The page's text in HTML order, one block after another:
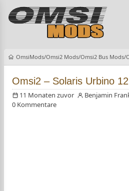
OmsiMods Omsi2 Mods Omsi2 Bus Mods
Omsi2 – Solaris Urbino
11 Monaten zuvor Benjamin
0 Kommentare